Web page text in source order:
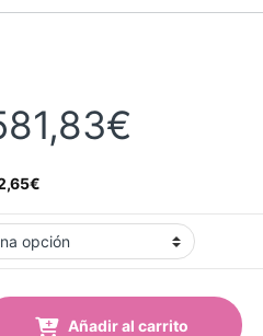
€
€
738-00 Offshore Blue quantity
Añadir al carrito